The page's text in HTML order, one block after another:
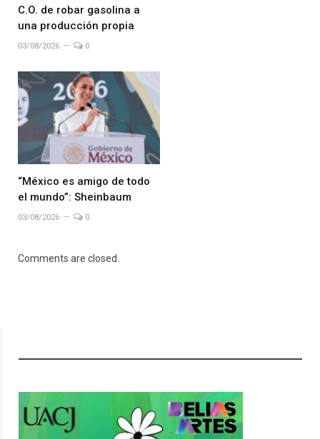
C.O. de robar gasolina a
una producción propia
03/08/2026 0
“México es amigo de todo
el mundo”: Sheinbaum
03/08/2026 0
Comments are closed.